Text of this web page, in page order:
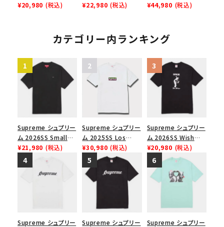
Box Tee スモールボ
¥20,980 (税込)
Tee スピードTシャツ
¥22,980 (税込)
Maison Margiela
クスロゴTシャツ ホ
ワイト 白
¥44,980 (税込)
カテゴリー内ランキング
Supreme シュプリー
ム 2026SS Small
Box Tee スモールボ
ックスTシャツ ブラッ
ク
¥21,980 (税込)
Supreme シュプリー
ム 2025SS Los
Angeles Fire Relief
Box Logo Tee ファ
イヤーリリーフボック
スロゴTシャツ ホワ
¥30,980 (税込)
Supreme シュプリー
ム 2026SS Wish
Tee ウィッシュTシ
ャツ ブラック
¥20,980 (税込)
Supreme シュプリー
Supreme シュプリー
Supreme シュプリー